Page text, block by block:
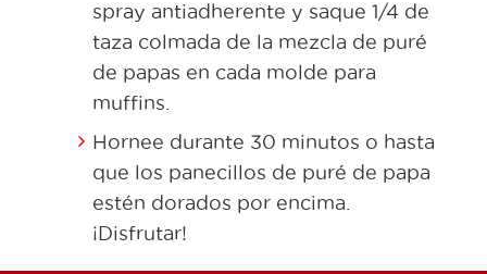
spray antiadherente y saque 1/4 de
taza colmada de la mezcla de puré
de papas en cada molde para
muffins.
Hornee durante 30 minutos o hasta
que los panecillos de puré de papa
estén dorados por encima.
¡Disfrutar!